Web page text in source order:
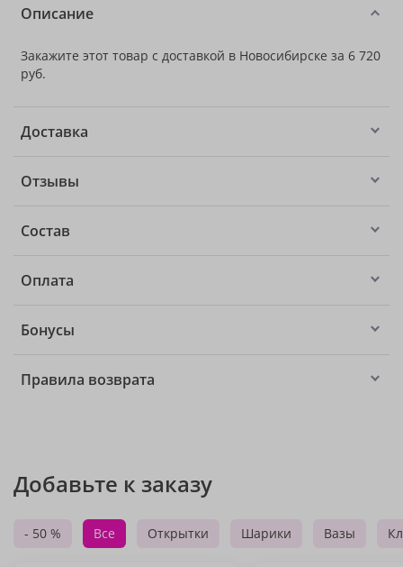
Описание
Закажите этот товар с доставкой в Новосибирске за 6 720
руб.
Доставка
Отзывы
Состав
Оплата
Бонусы
Правила возврата
Добавьте к заказу
- 50 % Все Открытки Шарики Вазы